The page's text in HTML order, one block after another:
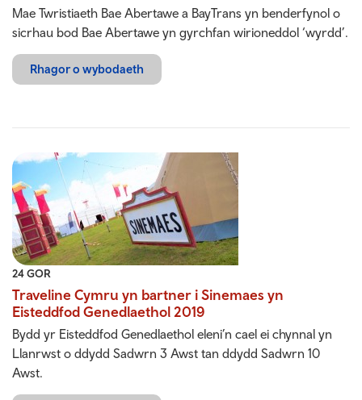
Mae Twristiaeth Bae Abertawe a BayTrans yn benderfynol o
sicrhau bod Bae Abertawe yn gyrchfan wirioneddol ‘wyrdd’.
Rhagor o wybodaeth
24 GOR
Traveline Cymru yn bartner i Sinemaes yn
Eisteddfod Genedlaethol 2019
Bydd yr Eisteddfod Genedlaethol eleni’n cael ei chynnal yn
Llanrwst o ddydd Sadwrn 3 Awst tan ddydd Sadwrn 10
Awst.